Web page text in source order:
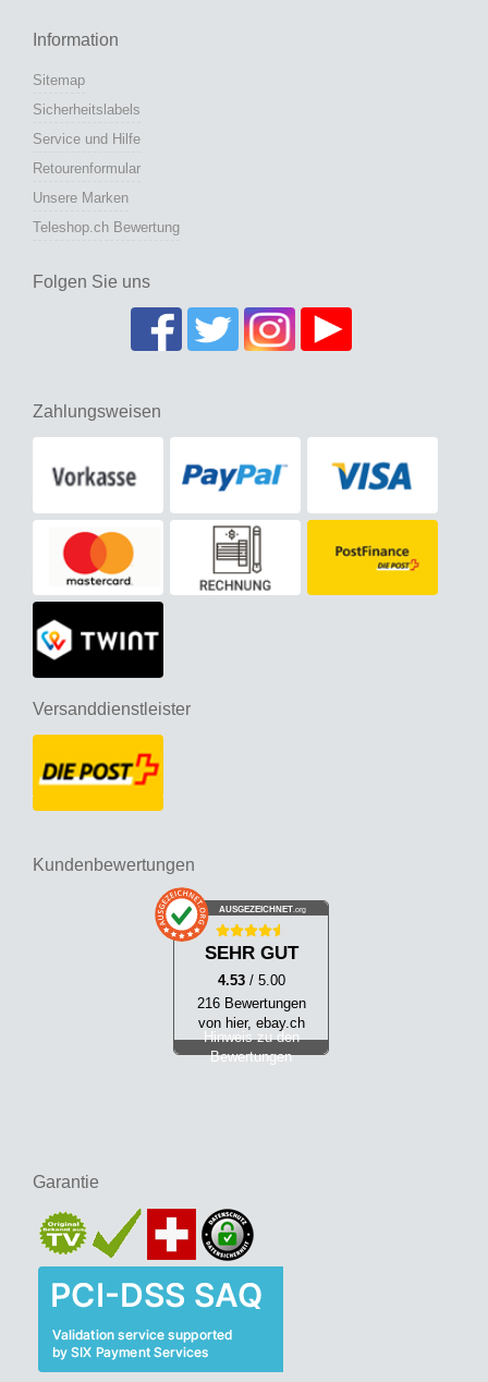
Information
Sitemap
Sicherheitslabels
Service und Hilfe
Retourenformular
Unsere Marken
Teleshop.ch Bewertung
Folgen Sie uns
Zahlungsweisen
Versanddienstleister
Kundenbewertungen
AUSGEZEICHNET .org
SEHR GUT
4.53 / 5.00
216 Bewertungen
von hier, ebay.ch
Hinweis zu den
Bewertungen
Garantie